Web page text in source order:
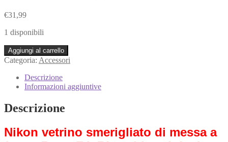
€31,99
1 disponibili
Nikon
vetrino
smerigliato
messa
fuoco
B
F4.
Ricambio
Aggiungi al carrello
Categoria: Accessori
Descrizione
Informazioni aggiuntive
Descrizione
Nikon vetrino smerigliato di messa a